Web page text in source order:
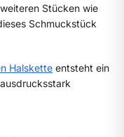
Stücken wie
Schmuckstück
Halskette entsteht ein